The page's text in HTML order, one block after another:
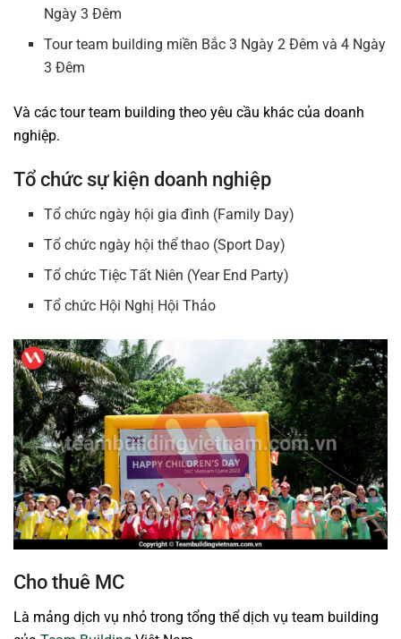
Ngày 3 Đêm
Tour team building miền Bắc 3 Ngày 2 Đêm và 4 Ngày
3 Đêm
Và các tour team building theo yêu cầu khác của doanh
nghiệp.
Tổ chức sự kiện doanh nghiệp
Tổ chức ngày hội gia đình (Family Day)
Tổ chức ngày hội thể thao (Sport Day)
Tổ chức Tiệc Tất Niên (Year End Party)
Tổ chức Hội Nghị Hội Thảo
Cho thuê MC
Là mảng dịch vụ nhỏ trong tổng thể dịch vụ team building